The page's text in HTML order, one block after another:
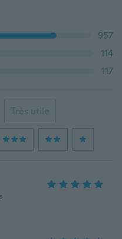
957
114
117
Très utile